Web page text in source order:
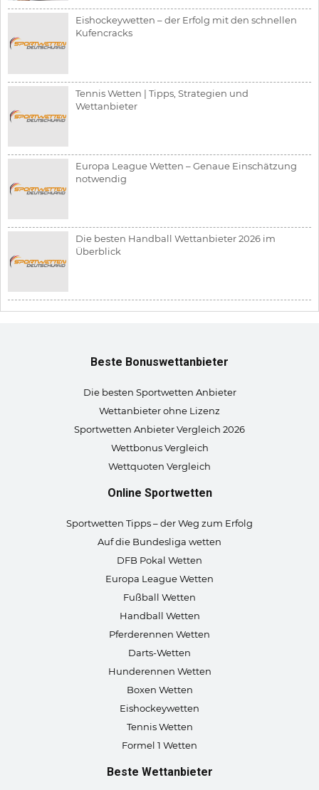
Eishockeywetten – der Erfolg mit den schnellen
Kufencracks
Tennis Wetten | Tipps, Strategien und
Wettanbieter
Europa League Wetten – Genaue Einschätzung
notwendig
Die besten Handball Wettanbieter 2026 im
Überblick
Beste Wettanbieter
Beste Bonuswettanbieter
Die besten Sportwetten Anbieter
Wettanbieter ohne Lizenz
Sportwetten Anbieter Vergleich 2026
Wettbonus Vergleich
Wettquoten Vergleich
Online Sportwetten
Sportwetten Tipps – der Weg zum Erfolg
Auf die Bundesliga wetten
DFB Pokal Wetten
Europa League Wetten
Fußball Wetten
Handball Wetten
Pferderennen Wetten
Darts-Wetten
Hunderennen Wetten
Boxen Wetten
Eishockeywetten
Tennis Wetten
Formel 1 Wetten